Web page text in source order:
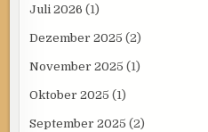
Juli 2026 (1)
Dezember 2025 (2)
November 2025 (1)
Oktober 2025 (1)
September 2025 (2)